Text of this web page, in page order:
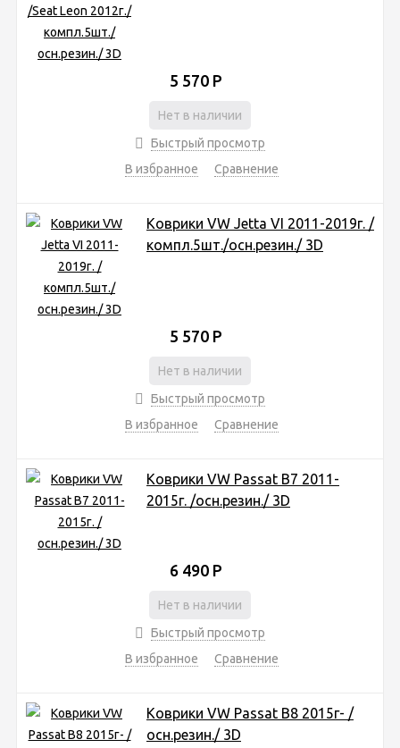
5 570 Р
Нет в наличии
Быстрый просмотр
В избранное
Сравнение
Коврики VW Jetta VI 2011-2019г. /
компл.5шт./осн.резин./ 3D
5 570 Р
Нет в наличии
Быстрый просмотр
В избранное
Сравнение
Коврики VW Passat B7 2011-
2015г. /осн.резин./ 3D
6 490 Р
Нет в наличии
Быстрый просмотр
В избранное
Сравнение
Коврики VW Passat B8 2015г- /
осн.резин./ 3D